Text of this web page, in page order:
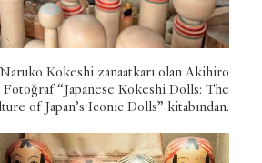
Kokeshi zanaatkarı olan Akihiro
Fotoğraf “Japanese Kokeshi Dolls: The
of Japan’s Iconic Dolls” kitabından.